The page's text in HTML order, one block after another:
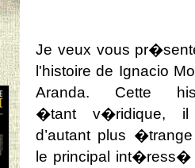
Je veux vous
l'histoire de Ignacio
Aranda. Cette
�tant v�ridique,
d’autant plus
le principal int�ress�